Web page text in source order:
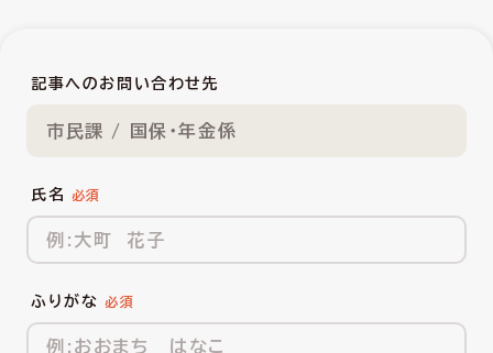
記事へのお問い合わせ先
市民課 / 国保・年金係
氏名
ふりがな